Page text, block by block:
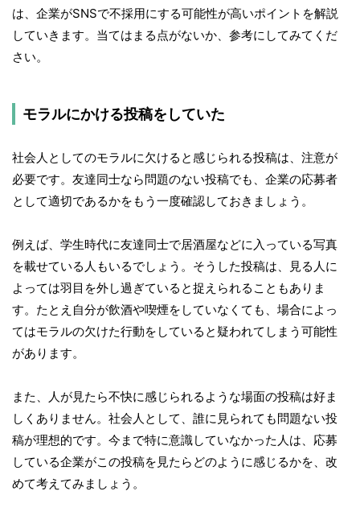
は、企業がSNSで不採用にする可能性が高いポイントを解説
していきます。当てはまる点がないか、参考にしてみてくだ
さい。
モラルにかける投稿をしていた
社会人としてのモラルに欠けると感じられる投稿は、注意が
必要です。友達同士なら問題のない投稿でも、企業の応募者
として適切であるかをもう一度確認しておきましょう。
例えば、学生時代に友達同士で居酒屋などに入っている写真
を載せている人もいるでしょう。そうした投稿は、見る人に
よっては羽目を外し過ぎていると捉えられることもありま
す。たとえ自分が飲酒や喫煙をしていなくても、場合によっ
てはモラルの欠けた行動をしていると疑われてしまう可能性
があります。
また、人が見たら不快に感じられるような場面の投稿は好ま
しくありません。社会人として、誰に見られても問題ない投
稿が理想的です。今まで特に意識していなかった人は、応募
している企業がこの投稿を見たらどのように感じるかを、改
めて考えてみましょう。